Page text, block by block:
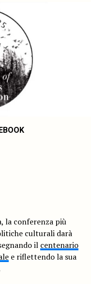
la conferenza più
culturali darà
il centenario
e riflettendo la sua